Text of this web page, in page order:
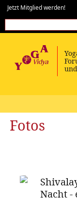
Jetzt Mitglied werden!
Fotos
Nacht -